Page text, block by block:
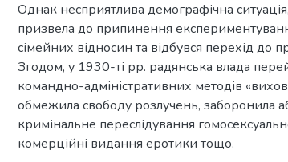
Однак несприятлива демографічна
призвела до припинення
сімейних відносин та відбувся перехід до
Згодом, у 1930-ті рр. радянська влада
командно-адміністративних методів
обмежила свободу розлучень, заборонила
кримінальне переслідування
комерційні видання еротики тощо.